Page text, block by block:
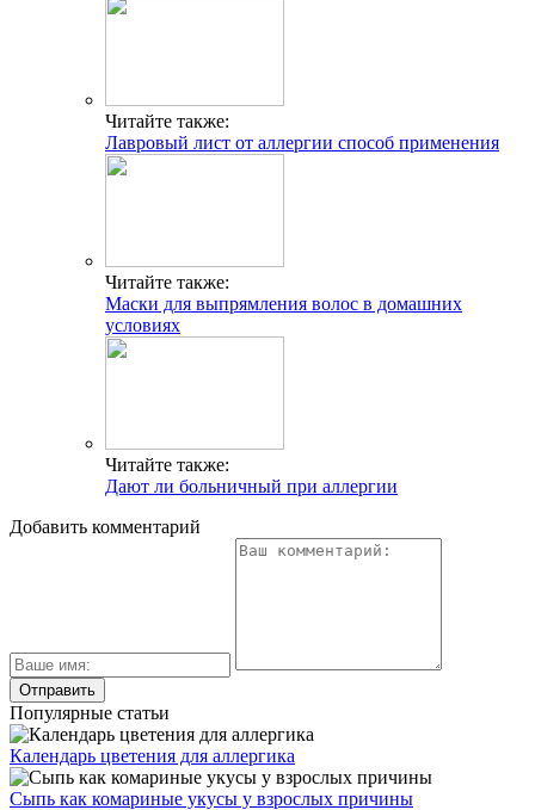
Читайте также:
Лавровый лист от аллергии способ применения
Читайте также:
Маски для выпрямления волос в домашних
условиях
Читайте также:
Дают ли больничный при аллергии
Добавить комментарий
Популярные статьи
Календарь цветения для аллергика
Сыпь как комариные укусы у взрослых причины